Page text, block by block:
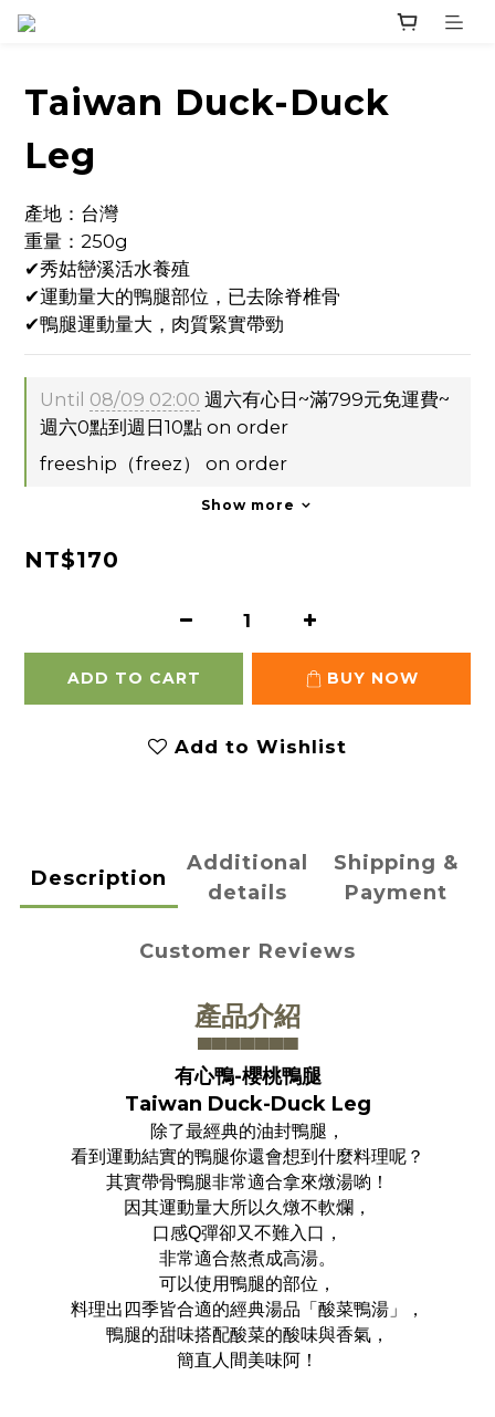
Taiwan Duck-Duck
Leg
產地：台灣
重量：250g
✔秀姑巒溪活水養殖
✔運動量大的鴨腿部位，已去除脊椎骨
✔鴨腿運動量大，肉質緊實帶勁
Until 08/09 02:00 週六有心日~滿799元免運費~
週六0點到週日10點 on order
freeship（freez） on order
Show more
NT$170
ADD TO CART BUY NOW
Add to Wishlist
Description
Additional
details
Shipping &
Payment
Customer Reviews
產品介紹
▀▀▀▀▀▀▀
有心鴨-櫻桃鴨腿
Taiwan Duck-Duck Leg
除了最經典的油封鴨腿，
看到運動結實的鴨腿你還會想到什麼料理呢？
其實帶骨鴨腿非常適合拿來燉湯喲！
因其運動量大所以久燉不軟爛，
口感Q彈卻又不難入口，
非常適合熬煮成高湯。
可以使用鴨腿的部位，
料理出四季皆合適的經典湯品「酸菜鴨湯」，
鴨腿的甜味搭配酸菜的酸味與香氣，
簡直人間美味阿！